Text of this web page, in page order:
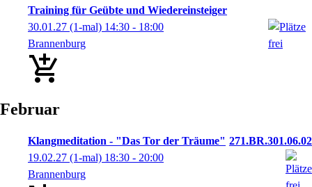
Training für Geübte und Wiedereinsteiger
30.01.27 (1-mal) 14:30 - 18:00
Brannenburg
Februar
Klangmeditation - "Das Tor der Träume" 271.BR.301.06.02
19.02.27 (1-mal) 18:30 - 20:00
Brannenburg